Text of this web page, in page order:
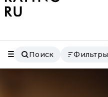
Поиск Фильтры